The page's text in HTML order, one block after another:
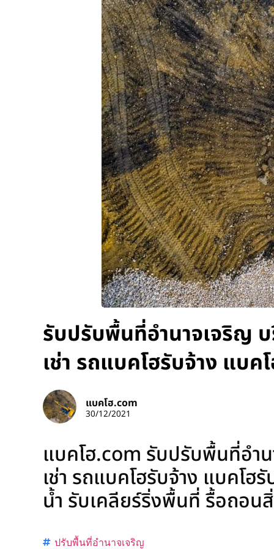
รับปรับพื้นที่อำนาจเจริญ บ
เช่า รถแบคโฮรับจ้าง แบค
แบคโฮ.com
30/12/2021
แบคโฮ.com รับปรับพื้นที่อำน
เช่า รถแบคโฮรับจ้าง แบคโฮ
น้ำ รับเคลียร์ริ่งพื้นที่ รื้อถอน
ปรับพื้นที่อำนาจเจริญ